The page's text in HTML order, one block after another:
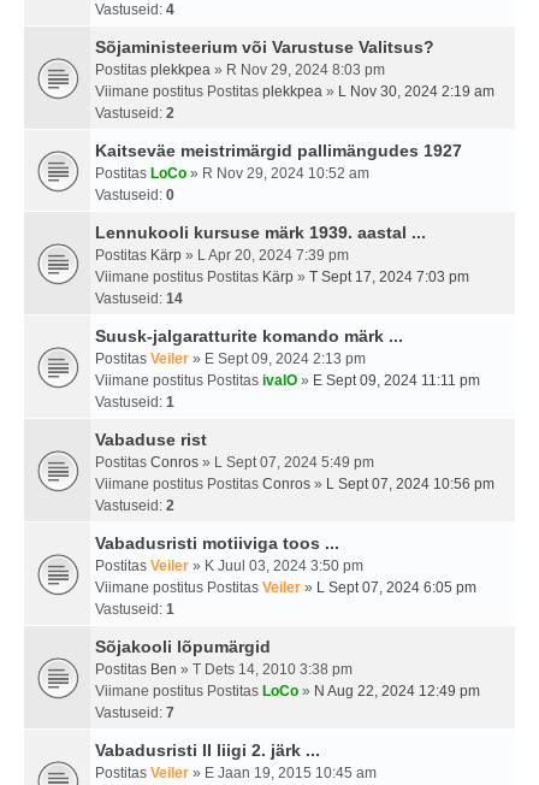
Vastuseid: 4
Sõjaministeerium või Varustuse Valitsus?
Postitas plekkpea » R Nov 29, 2024 8:03 pm
Viimane postitus Postitas plekkpea » L Nov 30, 2024 2:19 am
Vastuseid: 2
Kaitseväe meistrimärgid pallimängudes 1927
Postitas LoCo » R Nov 29, 2024 10:52 am
Vastuseid: 0
Lennukooli kursuse märk 1939. aastal ...
Postitas Kärp » L Apr 20, 2024 7:39 pm
Viimane postitus Postitas Kärp » T Sept 17, 2024 7:03 pm
Vastuseid: 14
Suusk-jalgaratturite komando märk ...
Postitas Veiler » E Sept 09, 2024 2:13 pm
Viimane postitus Postitas ivalO » E Sept 09, 2024 11:11 pm
Vastuseid: 1
Vabaduse rist
Postitas Conros » L Sept 07, 2024 5:49 pm
Viimane postitus Postitas Conros » L Sept 07, 2024 10:56 pm
Vastuseid: 2
Vabadusristi motiiviga toos ...
Postitas Veiler » K Juul 03, 2024 3:50 pm
Viimane postitus Postitas Veiler » L Sept 07, 2024 6:05 pm
Vastuseid: 1
Sõjakooli lõpumärgid
Postitas Ben » T Dets 14, 2010 3:38 pm
Viimane postitus Postitas LoCo » N Aug 22, 2024 12:49 pm
Vastuseid: 7
Vabadusristi II liigi 2. järk ...
Postitas Veiler » E Jaan 19, 2015 10:45 am